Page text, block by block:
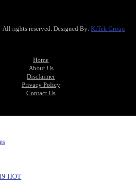
rights reserved. Designed By: KiTek Group
Home
About Us
Disclaimer
Privacy Policy
Contact Us
HOT